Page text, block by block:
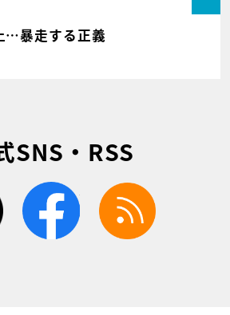
…暴走する正義
SNS・RSS
twitter facebook